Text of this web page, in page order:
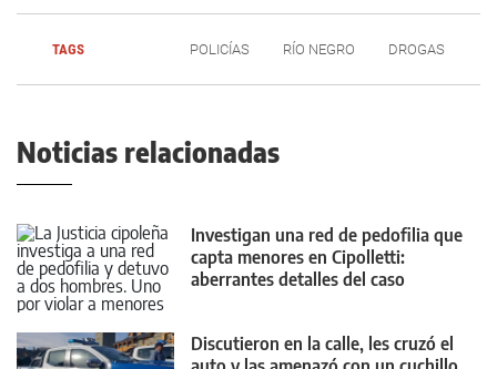
TAGS POLICÍAS RÍO NEGRO DROGAS
Noticias relacionadas
Investigan una red de pedofilia que
capta menores en Cipolletti:
aberrantes detalles del caso
Discutieron en la calle, les cruzó el